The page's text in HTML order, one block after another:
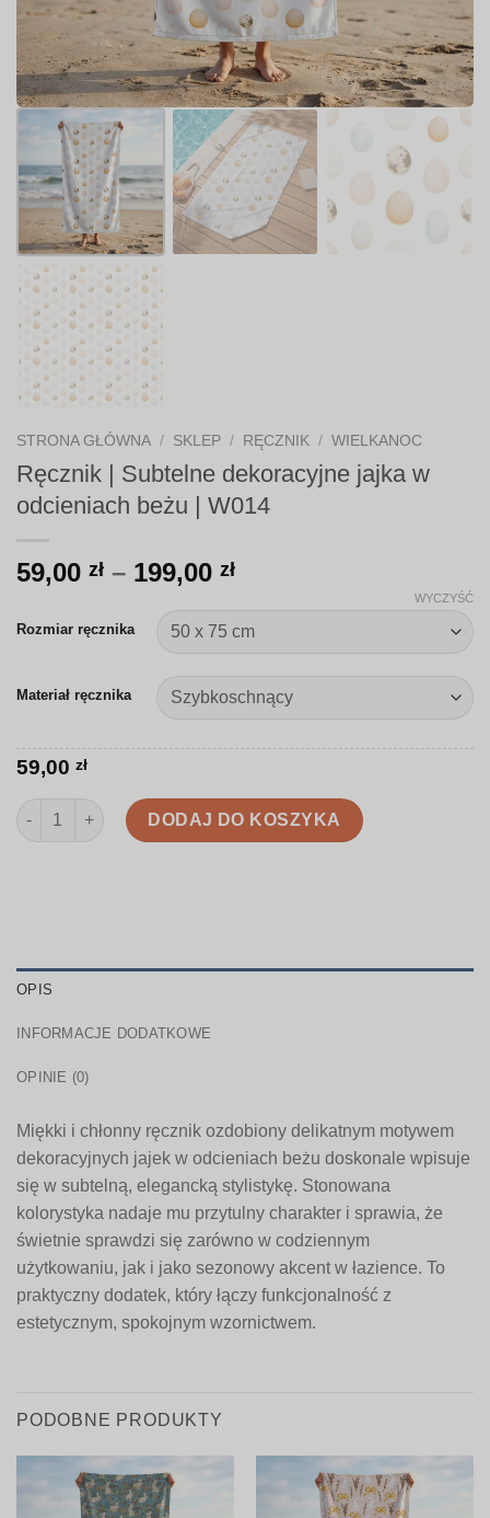
STRONA GŁÓWNA / SKLEP / RĘCZNIK / WIELKANOC
Ręcznik | Subtelne dekoracyjne jajka w
odcieniach beżu | W014
59,00 zł – 199,00 złZakres
od
59,00 zł
do
199,00 zł
Rozmiar ręcznika
Materiał ręcznika
WYCZYŚĆ
59,00 zł
ilość Ręcznik | Subtelne dekoracyjne jajka w odcieniach beżu |
DODAJ DO KOSZYKA
OPIS
INFORMACJE DODATKOWE
OPINIE (0)
Miękki i chłonny ręcznik ozdobiony delikatnym motywem
dekoracyjnych jajek w odcieniach beżu doskonale wpisuje
się w subtelną, elegancką stylistykę. Stonowana
kolorystyka nadaje mu przytulny charakter i sprawia, że
świetnie sprawdzi się zarówno w codziennym
użytkowaniu, jak i jako sezonowy akcent w łazience. To
praktyczny dodatek, który łączy funkcjonalność z
estetycznym, spokojnym wzornictwem.
PODOBNE PRODUKTY